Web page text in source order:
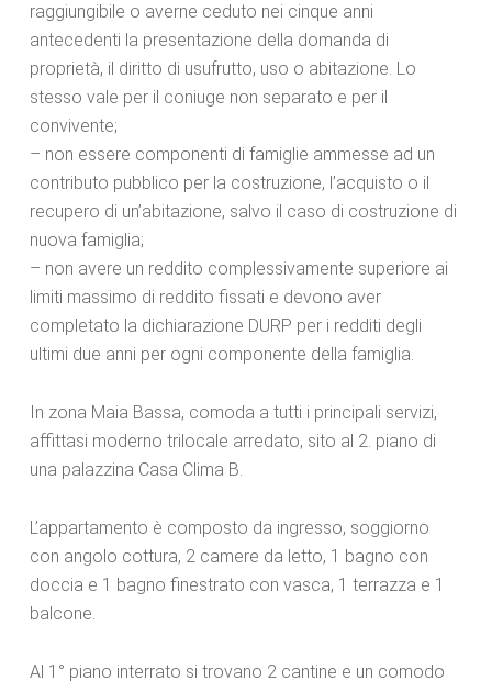
raggiungibile o averne ceduto nei cinque anni
antecedenti la presentazione della domanda di
proprietà, il diritto di usufrutto, uso o abitazione. Lo
stesso vale per il coniuge non separato e per il
convivente;
– non essere componenti di famiglie ammesse ad un
contributo pubblico per la costruzione, l’acquisto o il
recupero di un’abitazione, salvo il caso di costruzione di
nuova famiglia;
– non avere un reddito complessivamente superiore ai
limiti massimo di reddito fissati e devono aver
completato la dichiarazione DURP per i redditi degli
ultimi due anni per ogni componente della famiglia.
In zona Maia Bassa, comoda a tutti i principali servizi,
affittasi moderno trilocale arredato, sito al 2. piano di
una palazzina Casa Clima B.
L’appartamento è composto da ingresso, soggiorno
con angolo cottura, 2 camere da letto, 1 bagno con
doccia e 1 bagno finestrato con vasca, 1 terrazza e 1
balcone.
Al 1° piano interrato si trovano 2 cantine e un comodo